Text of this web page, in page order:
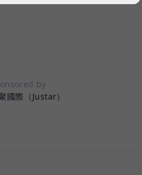
by
國際（Justar）